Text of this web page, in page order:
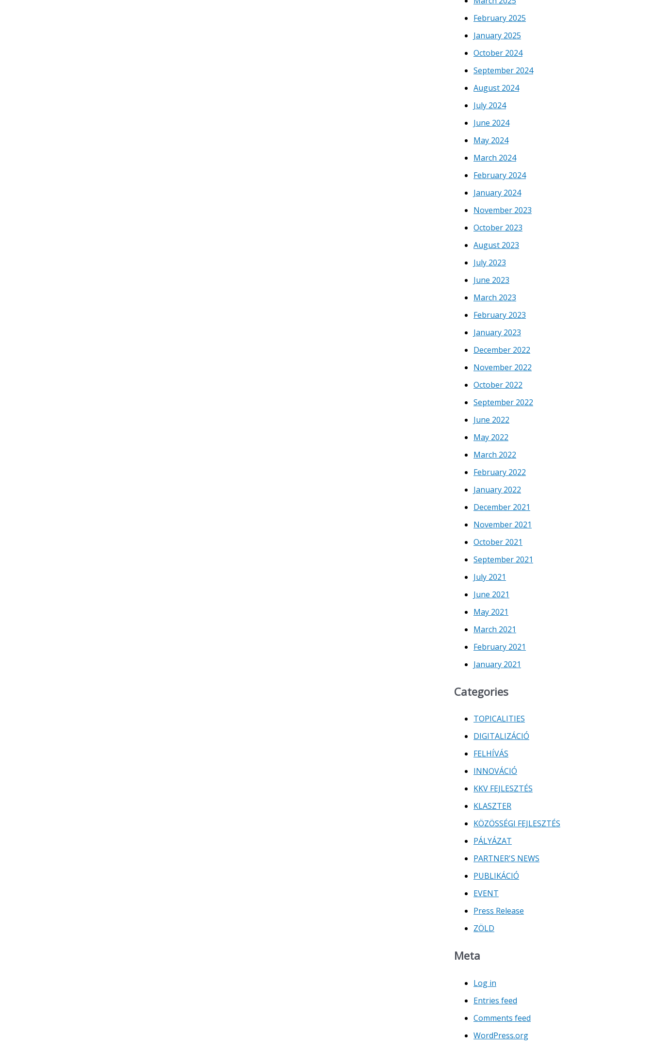
February 2025
January 2025
October 2024
September 2024
August 2024
July 2024
June 2024
May 2024
March 2024
February 2024
January 2024
November 2023
October 2023
August 2023
July 2023
June 2023
March 2023
February 2023
January 2023
December 2022
November 2022
October 2022
September 2022
June 2022
May 2022
March 2022
February 2022
January 2022
December 2021
November 2021
October 2021
September 2021
July 2021
June 2021
May 2021
March 2021
February 2021
January 2021
Categories
TOPICALITIES
DIGITALIZÁCIÓ
FELHÍVÁS
INNOVÁCIÓ
KKV FEJLESZTÉS
KLASZTER
KÖZÖSSÉGI FEJLESZTÉS
PÁLYÁZAT
PARTNER'S NEWS
PUBLIKÁCIÓ
EVENT
Press Release
ZÖLD
Meta
Log in
Entries feed
Comments feed
WordPress.org